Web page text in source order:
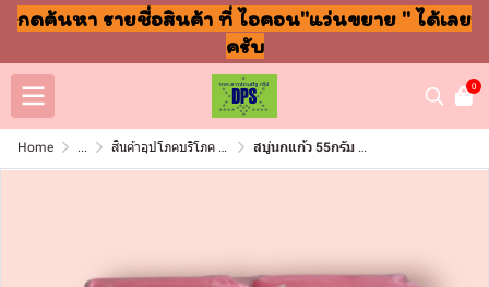
กดค้นหา รายชื่อสินค้า ที่ ไอคอน"แว่นขยาย " ได้เลย
ครับ
0
Home ... สินค้าอุปโภคบริโภค แชมพู สบู่ แปรงฟัน สบู่นกแก้ว 55กรัม บุปผชาติ(แพ็ค6ชิ้น)